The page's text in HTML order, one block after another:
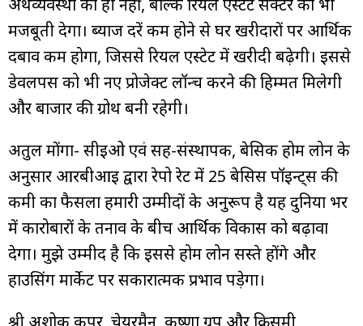
मजबूती देगा। ब्याज दरें कम होने से घर खरीदारों पर आर्थिक
दबाव कम होगा, जिससे रियल एस्टेट में खरीदी बढ़ेगी। इससे
डेवलपर्स को भी नए प्रोजेक्ट लॉन्च करने की हिम्मत मिलेगी
और बाजार की ग्रोथ बनी रहेगी।
अतुल मोंगा- सीईओ एवं सह-संस्थापक, बेसिक होम लोन के
अनुसार आरबीआई द्वारा रेपो रेट में 25 बेसिस पॉइन्ट्स की
कमी का फैसला हमारी उम्मीदों के अनुरूप है यह दुनिया भर
में कारोबारों के तनाव के बीच आर्थिक विकास को बढ़ावा
देगा। मुझे उम्मीद है कि इससे होम लोन सस्ते होंगे और
हाउसिंग मार्केट पर सकारात्मक प्रभाव पड़ेगा।
श्री अशोक कपूर, चेयरमैन, कृष्णा ग्रुप और क्रिसुमी